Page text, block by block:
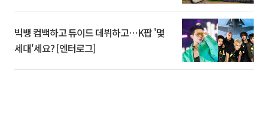
빅뱅 컴백하고 튜이드 데뷔하고⋯K팝 '몇
세대'세요? [엔터로그]